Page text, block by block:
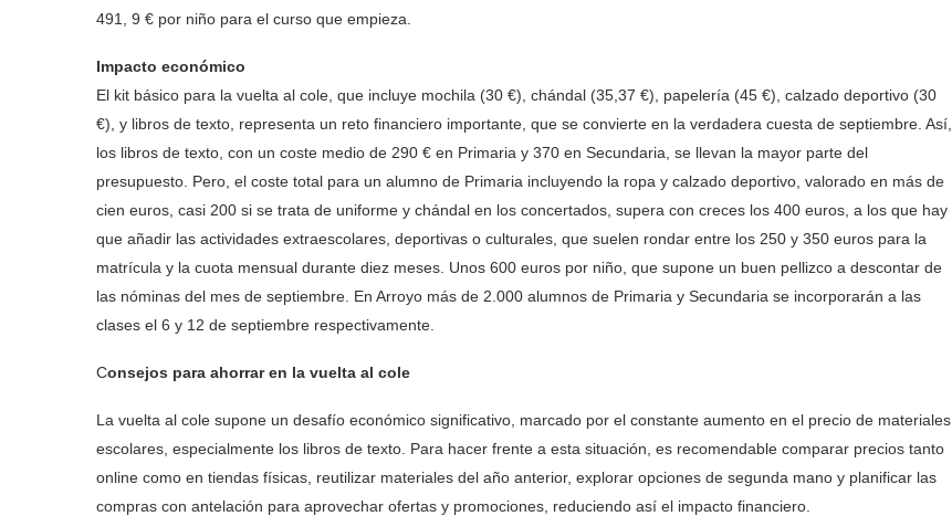
491, 9 € por niño para el curso que empieza.
Impacto económico
El kit básico para la vuelta al cole, que incluye mochila (30 €), chándal (35,37 €), papelería (45 €), calzado deportivo (30
€), y libros de texto, representa un reto financiero importante, que se convierte en la verdadera cuesta de septiembre. Así,
los libros de texto, con un coste medio de 290 € en Primaria y 370 en Secundaria, se llevan la mayor parte del
presupuesto. Pero, el coste total para un alumno de Primaria incluyendo la ropa y calzado deportivo, valorado en más de
cien euros, casi 200 si se trata de uniforme y chándal en los concertados, supera con creces los 400 euros, a los que hay
que añadir las actividades extraescolares, deportivas o culturales, que suelen rondar entre los 250 y 350 euros para la
matrícula y la cuota mensual durante diez meses. Unos 600 euros por niño, que supone un buen pellizco a descontar de
las nóminas del mes de septiembre. En Arroyo más de 2.000 alumnos de Primaria y Secundaria se incorporarán a las
clases el 6 y 12 de septiembre respectivamente.
Consejos para ahorrar en la vuelta al cole
La vuelta al cole supone un desafío económico significativo, marcado por el constante aumento en el precio de materiales
escolares, especialmente los libros de texto. Para hacer frente a esta situación, es recomendable comparar precios tanto
online como en tiendas físicas, reutilizar materiales del año anterior, explorar opciones de segunda mano y planificar las
compras con antelación para aprovechar ofertas y promociones, reduciendo así el impacto financiero.